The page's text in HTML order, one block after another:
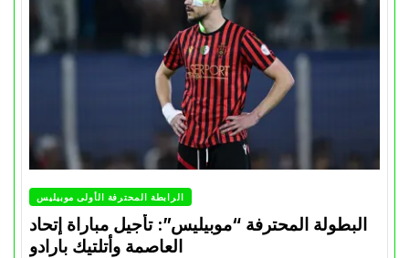
الرابطة المحترفة الأولى موبيليس
البطولة المحترفة “موبيليس”: تأجيل مباراة إتحاد
العاصمة وأتلتيك بارادو